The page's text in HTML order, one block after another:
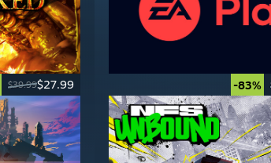
$39.99$27.99 -83%